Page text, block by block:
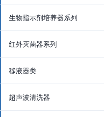
生物指示剂培养器系列
红外灭菌器系列
移液器类
超声波清洗器